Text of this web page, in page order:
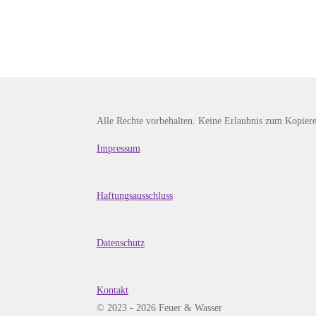
Alle Rechte vorbehalten. Keine Erlaubnis zum
Impressum
Haftungsausschluss
Datenschutz
Kontakt
© 2023 - 2026 Feuer & Wasser